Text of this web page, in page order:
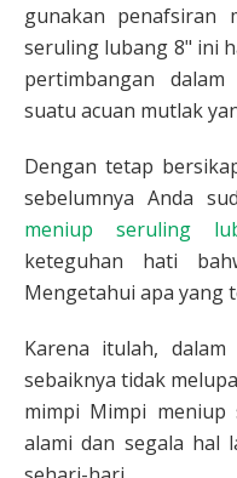
gunakan penafsiran
seruling lubang 8" ini
pertimbangan
suatu acuan mutlak
Dengan tetap
sebelumnya Anda
meniup seruling
keteguhan hati
Mengetahui apa yang
Karena itulah, dalam
sebaiknya tidak
mimpi Mimpi
alami dan segala hal